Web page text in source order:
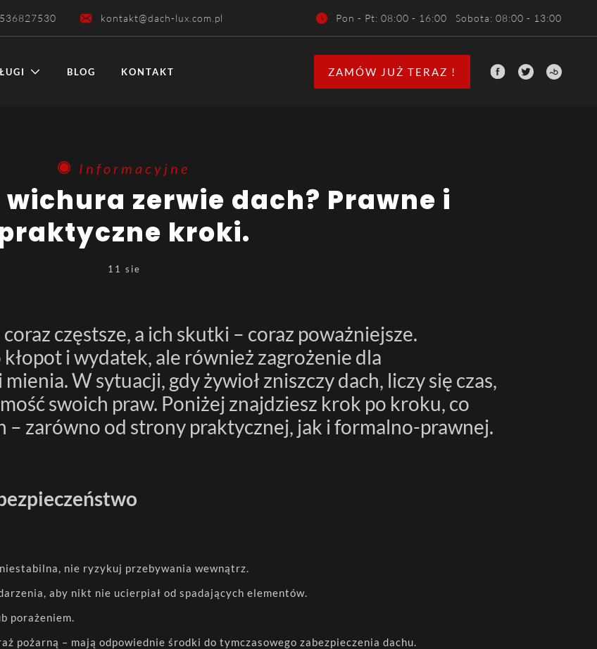
kontakt@dach-lux.com.pl Pon - Pt: 08:00 - 16:00 Sobota: 08:00 - 13:00
BLOG KONTAKT ZAMÓW JUŻ TERAZ !
Informacyjne
kroki.
11 sie
i wydatek, ale również zagrożenie dla
W sytuacji, gdy żywioł zniszczy dach, liczy się czas,
swoich praw. Poniżej znajdziesz krok po kroku, co
– zarówno od strony praktycznej, jak i formalno-prawnej.
nie ryzykuj przebywania wewnątrz.
aby nikt nie ucierpiał od spadających elementów.
porażeniem.
pożarną – mają odpowiednie środki do tymczasowego zabezpieczenia dachu.